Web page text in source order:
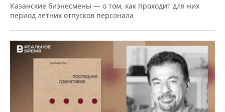
Казанские бизнесмены — о том, как проходит для них
период летних отпусков персонала